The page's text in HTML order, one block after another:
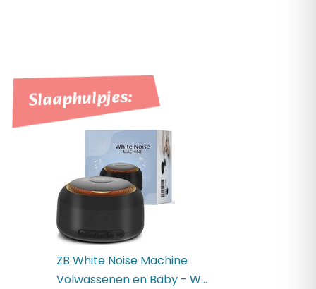
Slaaphulpjes:
ZB White Noise Machine
Volwassenen en Baby - W...